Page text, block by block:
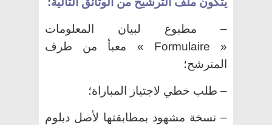
– مطبوع لبيان المعلومات
« Formulaire » معبأ من طرف
المترشح؛
– طلب خطي لاجتياز المباراة؛
– نسخة مشهود بمطابقتها لأصل دبلوم